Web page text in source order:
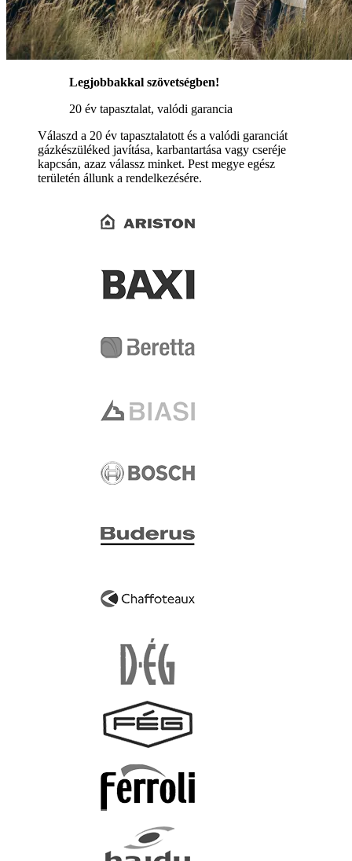
Legjobbakkal szövetségben!
20 év tapasztalat, valódi garancia
Válaszd a 20 év tapasztalatott és a valódi garanciát
gázkészüléked javítása, karbantartása vagy cseréje
kapcsán, azaz válassz minket. Pest megye egész
területén állunk a rendelkezésére.